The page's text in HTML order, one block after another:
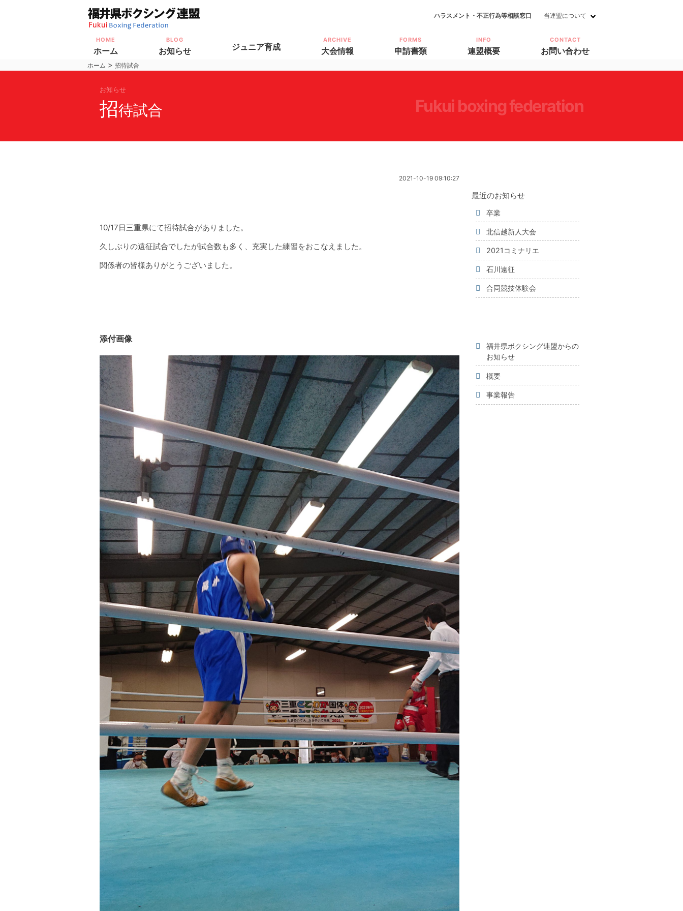
ハラスメント・不正行為等相談窓口 当連盟について
HOME
ホーム
BLOG
お知らせ ジュニア育成
ARCHIVE
大会情報
FORMS
申請書類
INFO
連盟概要
CONTACT
お問い合わせ
ホーム > 招待試合
fukui boxing federation
お知らせ
招待試合
2021-10-19 09:10:27
10/17日三重県にて招待試合がありました。
久しぶりの遠征試合でしたが試合数も多く、充実した練習をおこなえました。
関係者の皆様ありがとうございました。
添付画像
最近のお知らせ
卒業
北信越新人大会
2021コミナリエ
石川遠征
合同競技体験会
福井県ボクシング連盟からの
お知らせ
概要
事業報告